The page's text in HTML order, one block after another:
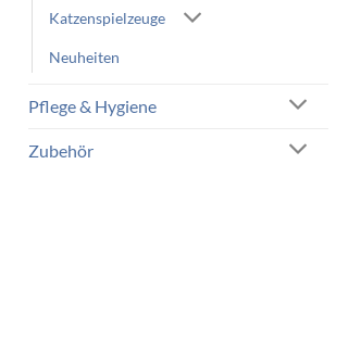
Katzenspielzeuge
Neuheiten
Pflege & Hygiene
Zubehör